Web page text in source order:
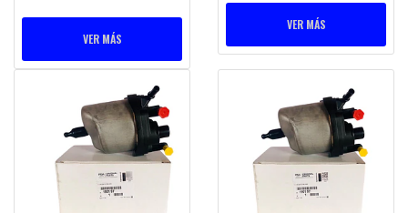
VER MÁS
VER MÁS